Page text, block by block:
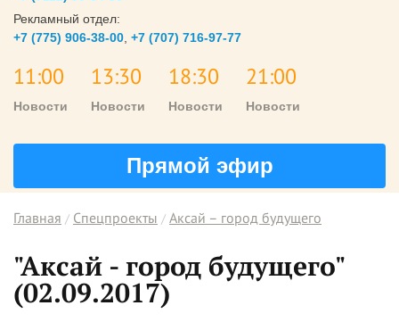
Рекламный отдел:
+7 (775) 906-38-00 +7 (707) 716-97-77
11:00
Новости
13:30
Новости
18:30
Новости
21:00
Новости
Прямой эфир
Главная Спецпроекты Аксай – город будущего
"Аксай - город будущего"
(02.09.2017)